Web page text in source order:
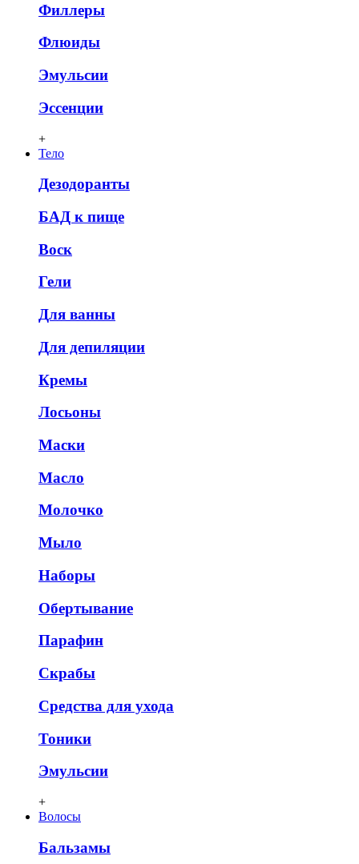
Филлеры
Флюиды
Эмульсии
Эссенции
+
Тело
Дезодоранты
БАД к пище
Воск
Гели
Для ванны
Для депиляции
Кремы
Лосьоны
Маски
Масло
Молочко
Мыло
Наборы
Обертывание
Парафин
Скрабы
Средства для ухода
Тоники
Эмульсии
+
Волосы
Бальзамы